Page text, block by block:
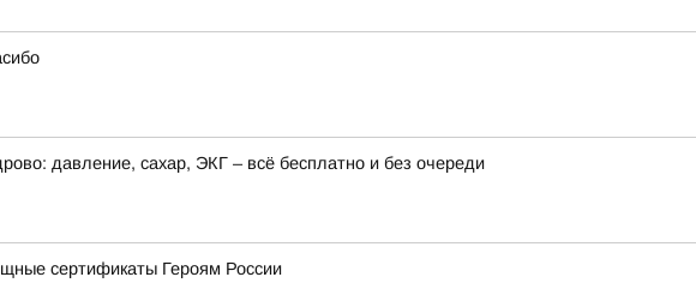
давление, сахар, ЭКГ – всё бесплатно и без очереди
сертификаты Героям России